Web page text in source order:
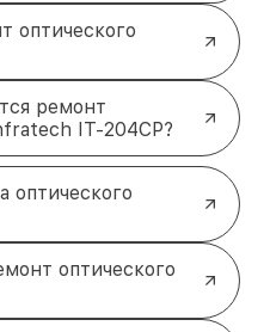
оптического
ремонт
IT-204CP?
оптического
оптического